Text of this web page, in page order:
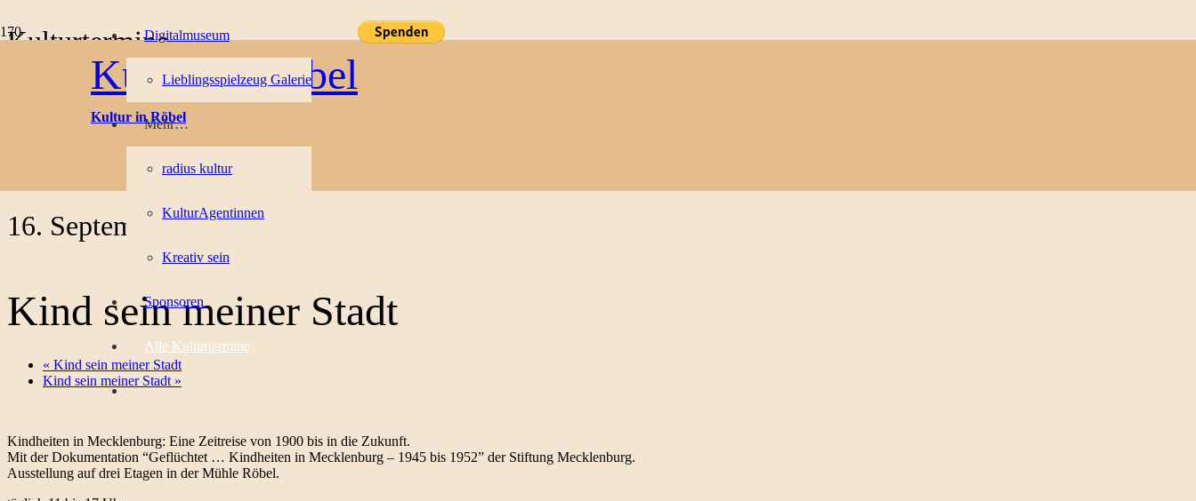
Kultur in Röbel
Kultur in Röbel
Digitalmuseum
Lieblingsspielzeug Galerie
Mehr…
radius kultur
KulturAgentinnen
Kreativ sein
Sponsoren
Alle Kulturtermine
Kulturtermine
« Alle Veranstaltungen
Diese Veranstaltung hat bereits stattgefunden.
Kind sein meiner Stadt
16. September 2021
Kind sein meiner Stadt
« Kind sein meiner Stadt
Kind sein meiner Stadt »
Kindheiten in Mecklenburg: Eine Zeitreise von 1900 bis in die Zukunft.
Mit der Dokumentation “Geflüchtet … Kindheiten in Mecklenburg – 1945 bis 1952” der Stiftung Mecklenburg.
Ausstellung auf drei Etagen in der Mühle Röbel.